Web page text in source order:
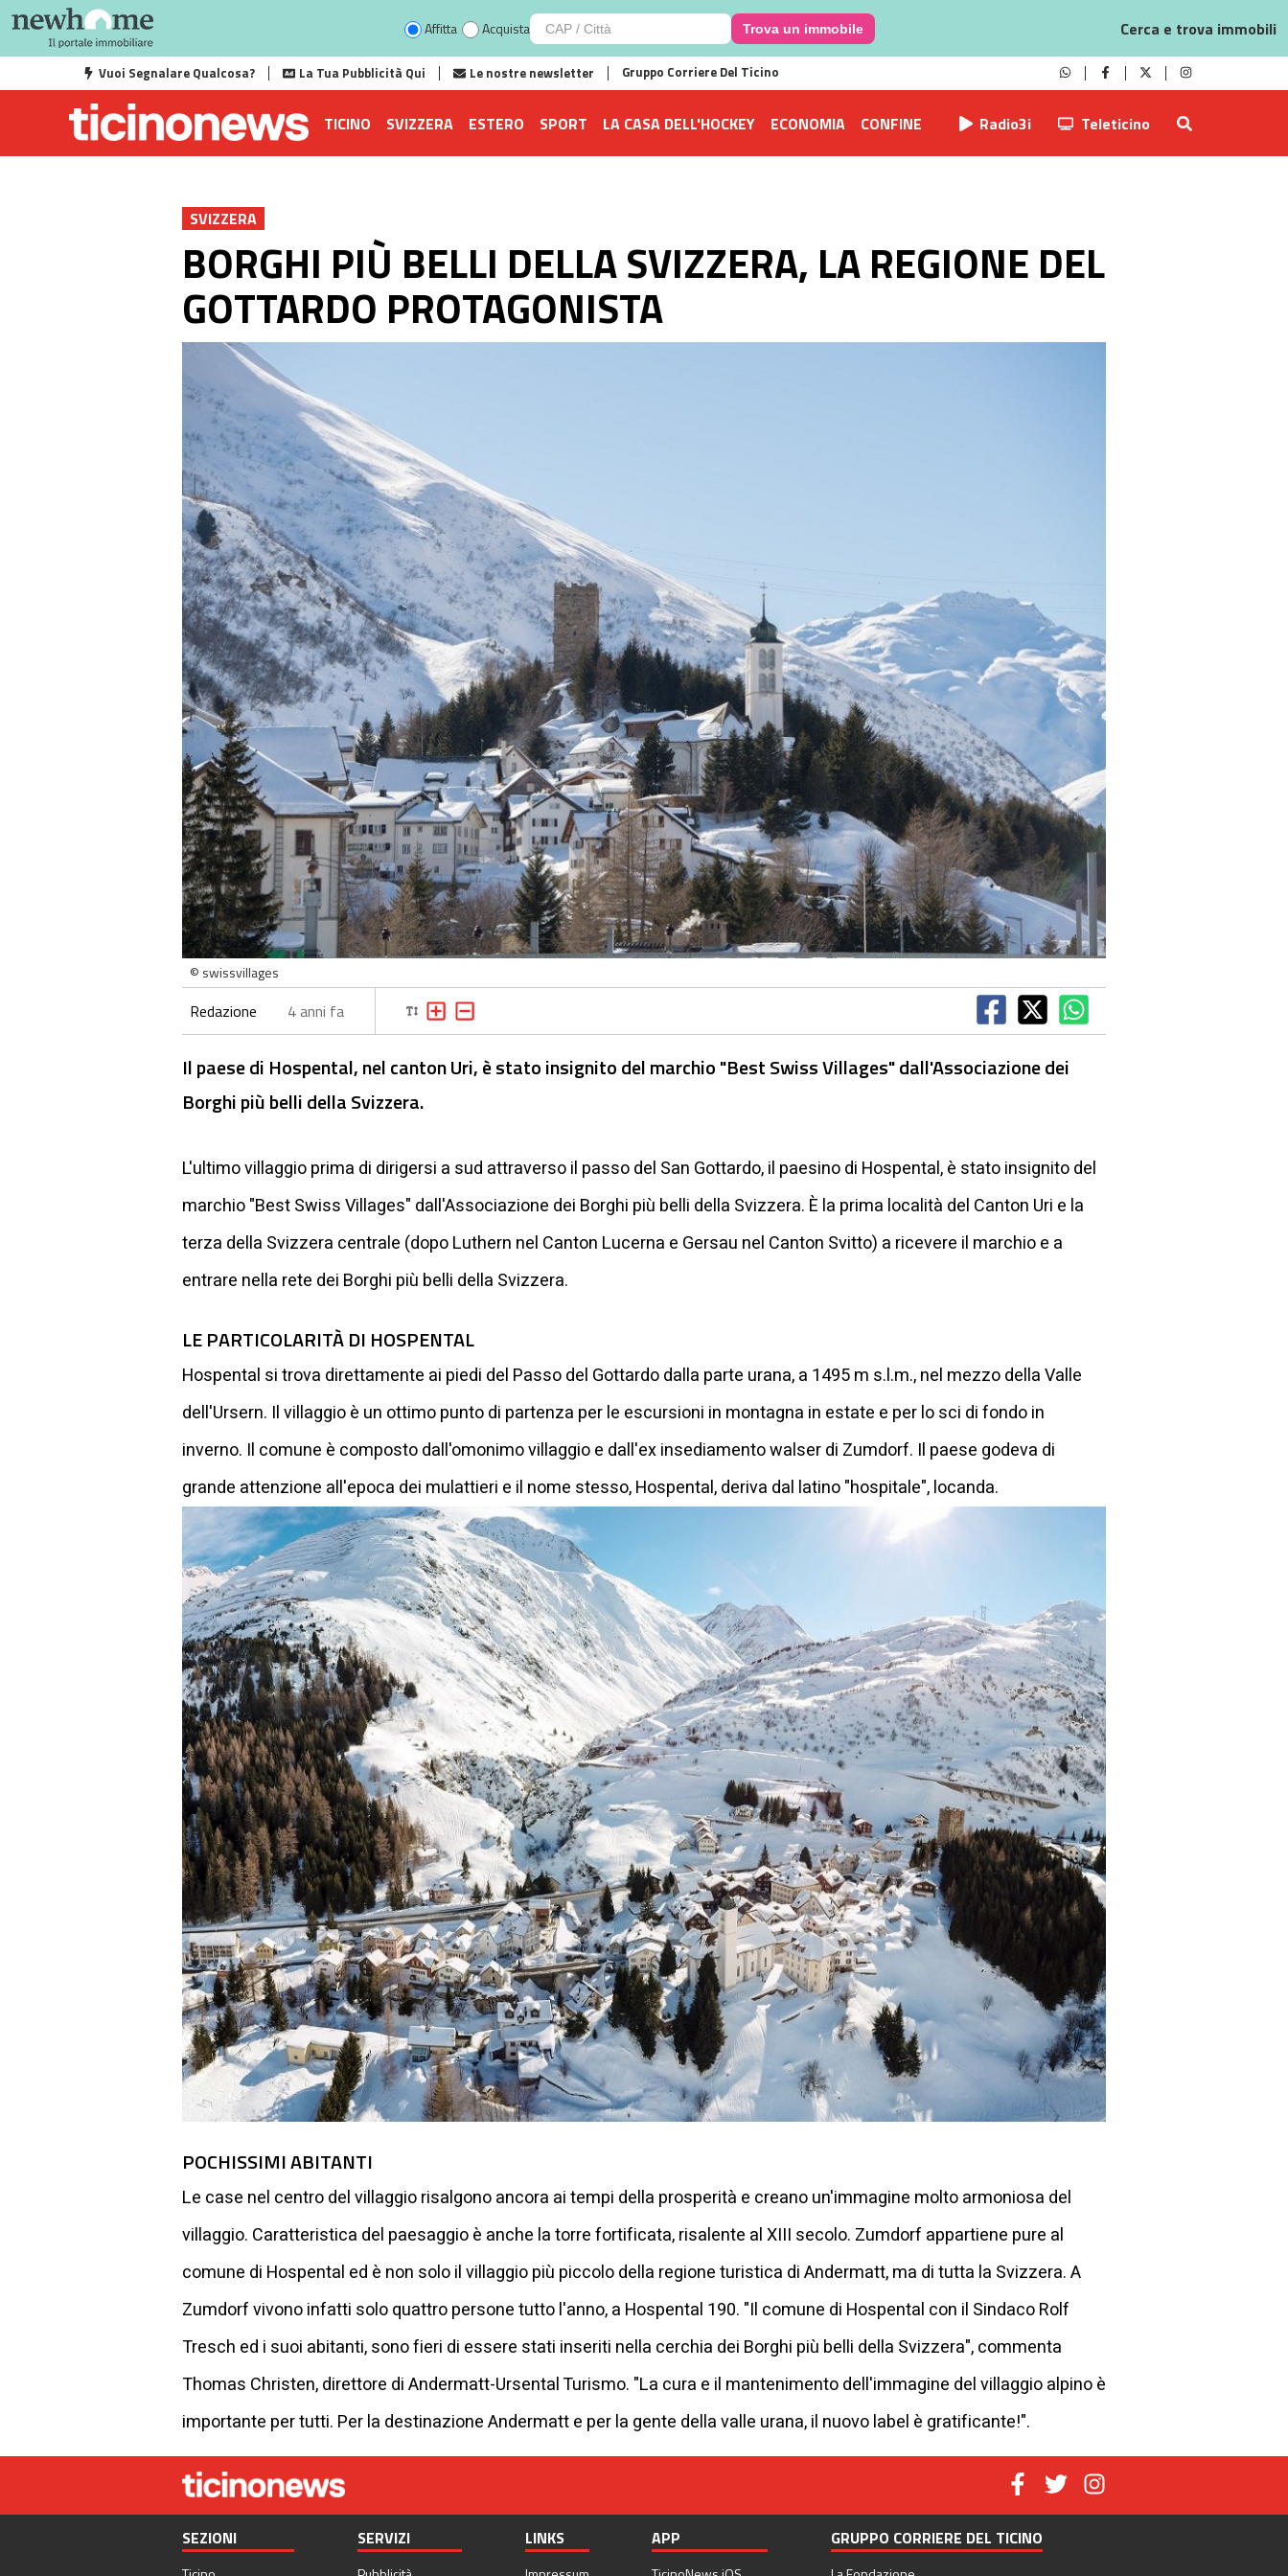
Affitta Acquista Trova un immobile Cerca e trova immobili
Vuoi Segnalare Qualcosa? La Tua Pubblicità Qui Le nostre newsletter Gruppo Corriere Del Ticino
TICINO SVIZZERA ESTERO SPORT LA CASA DELL'HOCKEY ECONOMIA CONFINE Radio3i Teleticino
SVIZZERA
BORGHI PIÙ BELLI DELLA SVIZZERA, LA REGIONE DEL
GOTTARDO PROTAGONISTA
© swissvillages
Redazione 4 anni fa
Il paese di Hospental, nel canton Uri, è stato insignito del marchio "Best Swiss Villages" dall'Associazione dei
Borghi più belli della Svizzera.
L'ultimo villaggio prima di dirigersi a sud attraverso il passo del San Gottardo, il paesino di Hospental, è stato insignito del
marchio "Best Swiss Villages" dall'Associazione dei Borghi più belli della Svizzera. È la prima località del Canton Uri e la
terza della Svizzera centrale (dopo Luthern nel Canton Lucerna e Gersau nel Canton Svitto) a ricevere il marchio e a
entrare nella rete dei Borghi più belli della Svizzera.
LE PARTICOLARITÀ DI HOSPENTAL
Hospental si trova direttamente ai piedi del Passo del Gottardo dalla parte urana, a 1495 m s.l.m., nel mezzo della Valle
dell'Ursern. Il villaggio è un ottimo punto di partenza per le escursioni in montagna in estate e per lo sci di fondo in
inverno. Il comune è composto dall'omonimo villaggio e dall'ex insediamento walser di Zumdorf. Il paese godeva di
grande attenzione all'epoca dei mulattieri e il nome stesso, Hospental, deriva dal latino "hospitale", locanda.
POCHISSIMI ABITANTI
Le case nel centro del villaggio risalgono ancora ai tempi della prosperità e creano un'immagine molto armoniosa del
villaggio. Caratteristica del paesaggio è anche la torre fortificata, risalente al XIII secolo. Zumdorf appartiene pure al
comune di Hospental ed è non solo il villaggio più piccolo della regione turistica di Andermatt, ma di tutta la Svizzera. A
Zumdorf vivono infatti solo quattro persone tutto l'anno, a Hospental 190. "Il comune di Hospental con il Sindaco Rolf
Tresch ed i suoi abitanti, sono fieri di essere stati inseriti nella cerchia dei Borghi più belli della Svizzera", commenta
Thomas Christen, direttore di Andermatt-Ursental Turismo. "La cura e il mantenimento dell'immagine del villaggio alpino è
importante per tutti. Per la destinazione Andermatt e per la gente della valle urana, il nuovo label è gratificante!".
SEZIONI SERVIZI LINKS APP GRUPPO CORRIERE DEL TICINO